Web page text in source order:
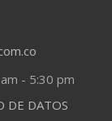
- 5:30 pm
DE DATOS